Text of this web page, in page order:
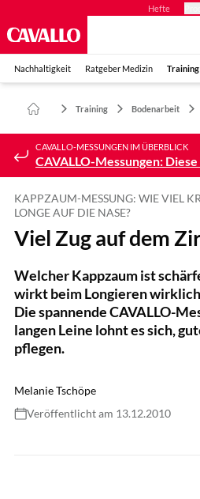
Hefte
Nachhaltigkeit Ratgeber Medizin Training
Training Bodenarbeit
CAVALLO-MESSUNGEN IM ÜBERBLICK
CAVALLO-Messungen:
KAPPZAUM-MESSUNG: WIE VIEL
LONGE AUF DIE NASE?
Viel Zug auf dem
Welcher Kappzaum ist
wirkt beim Longieren
Die spannende CAVALLO-
langen Leine lohnt es sich,
pflegen.
Melanie Tschöpe
Veröffentlicht am 13.12.2010